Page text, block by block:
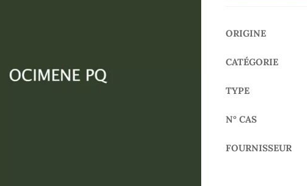
ORIGINE
CATÉGORIE
TYPE
N° CAS
FOURNISSEUR